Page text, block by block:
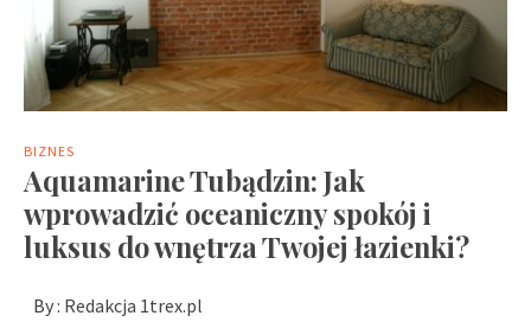
BIZNES
Aquamarine Tubądzin: Jak
wprowadzić oceaniczny spokój i
luksus do wnętrza Twojej łazienki?
By : Redakcja 1trex.pl